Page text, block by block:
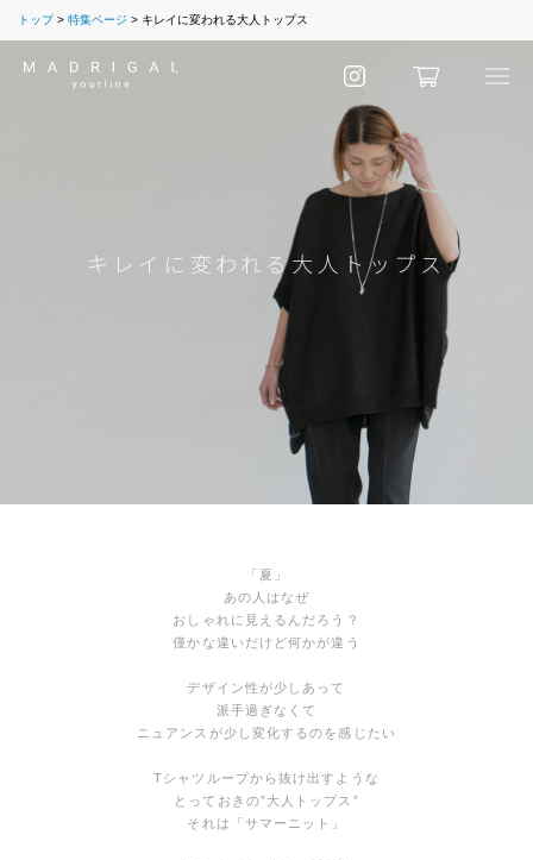
トップ 特集ページ キレイに変われる大人トップス
キレイに変われる大人トップス
「夏」
あの人はなぜ
おしゃれに見えるんだろう？
僅かな違いだけど何かが違う
デザイン性が少しあって
派手過ぎなくて
ニュアンスが少し変化するのを感じたい
Tシャツループから抜け出すような
とっておきの”大人トップス”
それは「サマーニット」